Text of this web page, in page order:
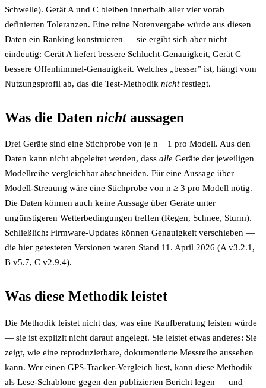
Schwelle). Gerät A und C bleiben innerhalb aller vier vorab
definierten Toleranzen. Eine reine Notenvergabe würde aus diesen
Daten ein Ranking konstruieren — sie ergibt sich aber nicht
eindeutig: Gerät A liefert bessere Schlucht-Genauigkeit, Gerät C
bessere Offenhimmel-Genauigkeit. Welches „besser” ist, hängt vom
Nutzungsprofil ab, das die Test-Methodik nichtfestlegt.
Was die Daten nichtaussagen
Drei Geräte sind eine Stichprobe von je n = 1 pro Modell. Aus den
Daten kann nicht abgeleitet werden, dass alle Geräte der jeweiligen
Modellreihe vergleichbar abschneiden. Für eine Aussage über
Modell-Streuung wäre eine Stichprobe von n ≥ 3 pro Modell nötig.
Die Daten können auch keine Aussage über Geräte unter
ungünstigeren Wetterbedingungen treffen (Regen, Schnee, Sturm).
Schließlich: Firmware-Updates können Genauigkeit verschieben —
die hier getesteten Versionen waren Stand 11. April 2026 (A v3.2.1,
B v5.7, C v2.9.4).
Was diese Methodik leistet
Die Methodik leistet nicht das, was eine Kaufberatung leisten würde
— sie ist explizit nicht darauf angelegt. Sie leistet etwas anderes: Sie
zeigt, wie eine reproduzierbare, dokumentierte Messreihe aussehen
kann. Wer einen GPS-Tracker-Vergleich liest, kann diese Methodik
als Lese-Schablone gegen den publizierten Bericht legen — und